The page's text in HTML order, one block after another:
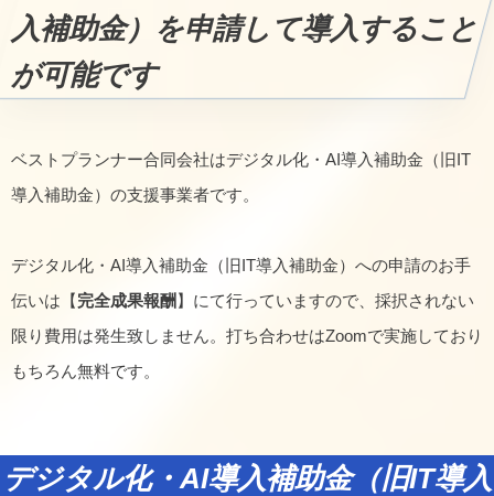
入補助金）を申請して導入すること
が可能です
ベストプランナー合同会社はデジタル化・AI導入補助金（旧IT
導入補助金）の支援事業者です。
デジタル化・AI導入補助金（旧IT導入補助金）への申請のお手
伝いは【完全成果報酬 】にて行っていますので、採択されない
限り費用は発生致しません。打ち合わせはZoomで実施しており
もちろん無料です。
デジタル化・AI導入補助金（旧IT導入